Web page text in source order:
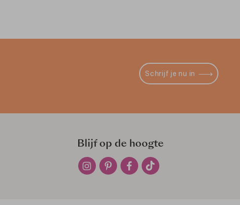
Schrijf je nu in
Blijf op de hoogte